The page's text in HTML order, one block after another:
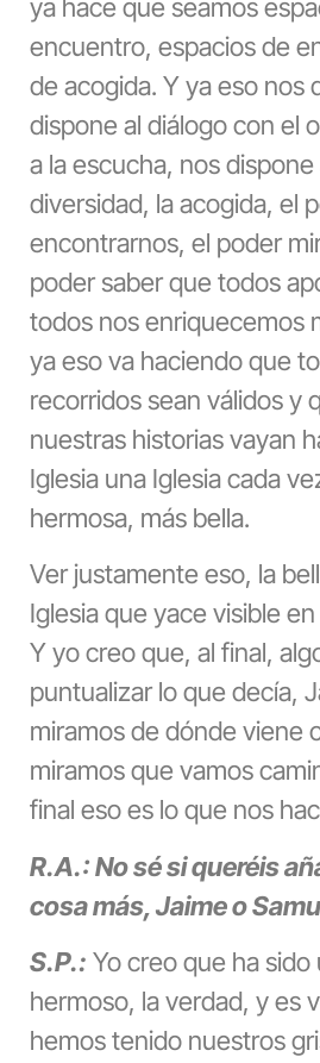
ya hace que seamos
encuentro, espacios de
de acogida. Y ya eso nos
dispone al diálogo con el
a la escucha, nos
diversidad, la acogida, el
encontrarnos, el poder
poder saber que todos
todos nos enriquecemos
ya eso va haciendo que
recorridos sean válidos y
nuestras historias vayan
Iglesia una Iglesia cada
hermosa, más bella.
Ver justamente eso, la
Iglesia que yace visible
Y yo creo que, al final,
puntualizar lo que decía,
miramos de dónde viene
miramos que vamos
final eso es lo que nos
R.A.: No sé si queréis
cosa más, Jaime o
S.P.: Yo creo que ha
hermoso, la verdad, y es
hemos tenido nuestros